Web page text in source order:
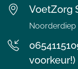
VoetZorg
Noorderdiep
voorkeur!)